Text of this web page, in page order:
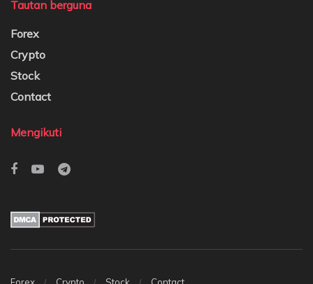
Tautan berguna
Forex
Crypto
Stock
Contact
Mengikuti
Forex Crypto Stock Contact